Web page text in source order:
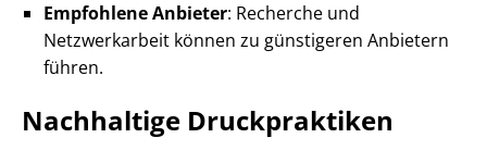
Empfohlene Anbieter: Recherche und
Netzwerkarbeit können zu günstigeren Anbietern
führen.
Nachhaltige Druckpraktiken